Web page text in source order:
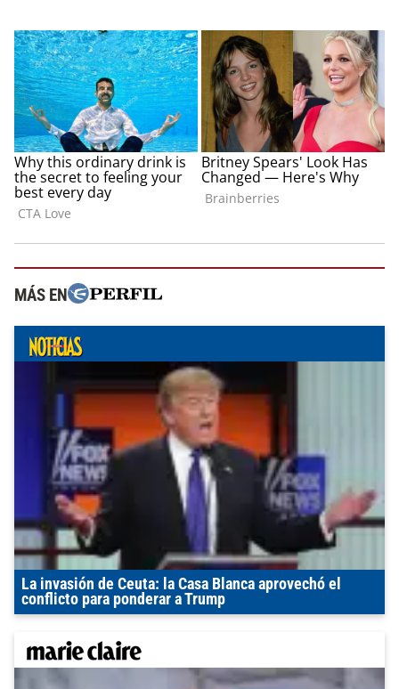
MÁS EN
La invasión de Ceuta: la Casa Blanca aprovechó el
conflicto para ponderar a Trump